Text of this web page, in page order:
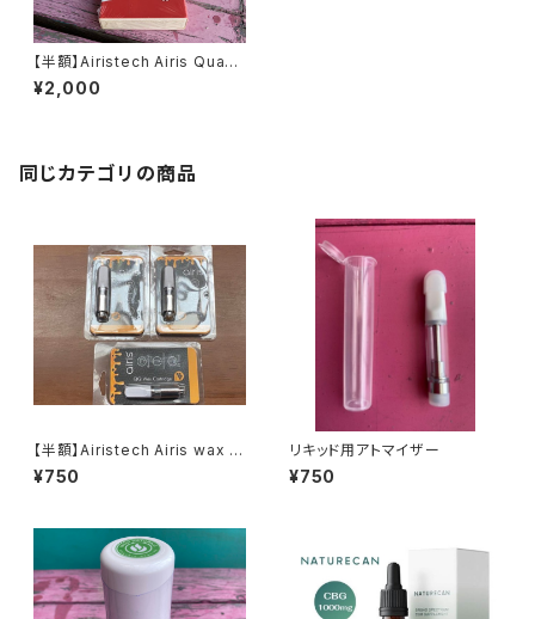
【半額】Airistech Airis Quase
r ヴェープペン＆バッテリー＆
ワックス用アトマイザーのセット
¥2,000
同じカテゴリの商品
【半額】Airistech Airis wax c
artridge ワックス用アトマイザ
ー
¥750
リキッド用アトマイザー
¥750